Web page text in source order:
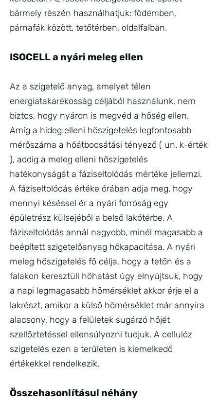
bármely részén használhatjuk: födémben,
párnafák között, tetőtérben, oldalfalban.
ISOCELL a nyári meleg ellen
Az a szigetelő anyag, amelyet télen
energiatakarékosság céljából használunk, nem
biztos, hogy nyáron is megvéd a hőség ellen.
Amíg a hideg elleni hőszigetelés legfontosabb
mérőszáma a hőátbocsátási tényező ( un. k-érték
), addig a meleg elleni hőszigetelés
hatékonyságát a fáziseltolódás mértéke jellemzi.
A fáziseltolódás értéke órában adja meg, hogy
mennyi késéssel ér a nyári forróság egy
épületrész külsejéből a belső lakótérbe. A
fáziseltolódás annál nagyobb, minél magasabb a
beépített szigetelőanyag hőkapacitása. A nyári
meleg hőszigetelés fő célja, hogy a tetőn és a
falakon keresztüli hőhatást úgy elnyújtsuk, hogy
a napi legmagasabb hőmérséklet akkor érje el a
lakrészt, amikor a külső hőmérséklet már annyira
alacsony, hogy a felületek sugárzó hőjét
szellőztetéssel ellensúlyozni tudjuk. A cellulóz
szigetelés ezen a területen is kiemelkedő
értékekkel rendelkezik.
Összehasonlításul néhány